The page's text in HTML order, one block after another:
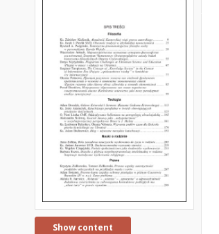
Show content